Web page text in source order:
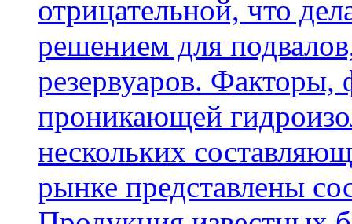
отрицательной, что
решением для
резервуаров.
проникающей
нескольких
рынке представлены